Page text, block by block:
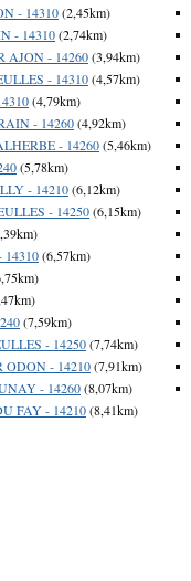
- 14310(2,45km)
- 14310(2,74km)
AJON - 14260(3,94km)
- 14310(4,57km)
(4,79km)
- 14260(4,92km)
- 14260(5,46km)
(5,78km)
- 14210(6,12km)
- 14250(6,15km)
14310(6,57km)
(7,59km)
- 14250(7,74km)
- 14210(7,91km)
- 14260(8,07km)
FAY - 14210(8,41km)